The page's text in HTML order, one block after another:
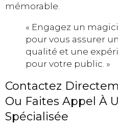
mémorable.
« Engagez un
pour vous assurer
qualité et une
pour votre public. »
Contactez
Ou Faites Appel À
Spécialisée